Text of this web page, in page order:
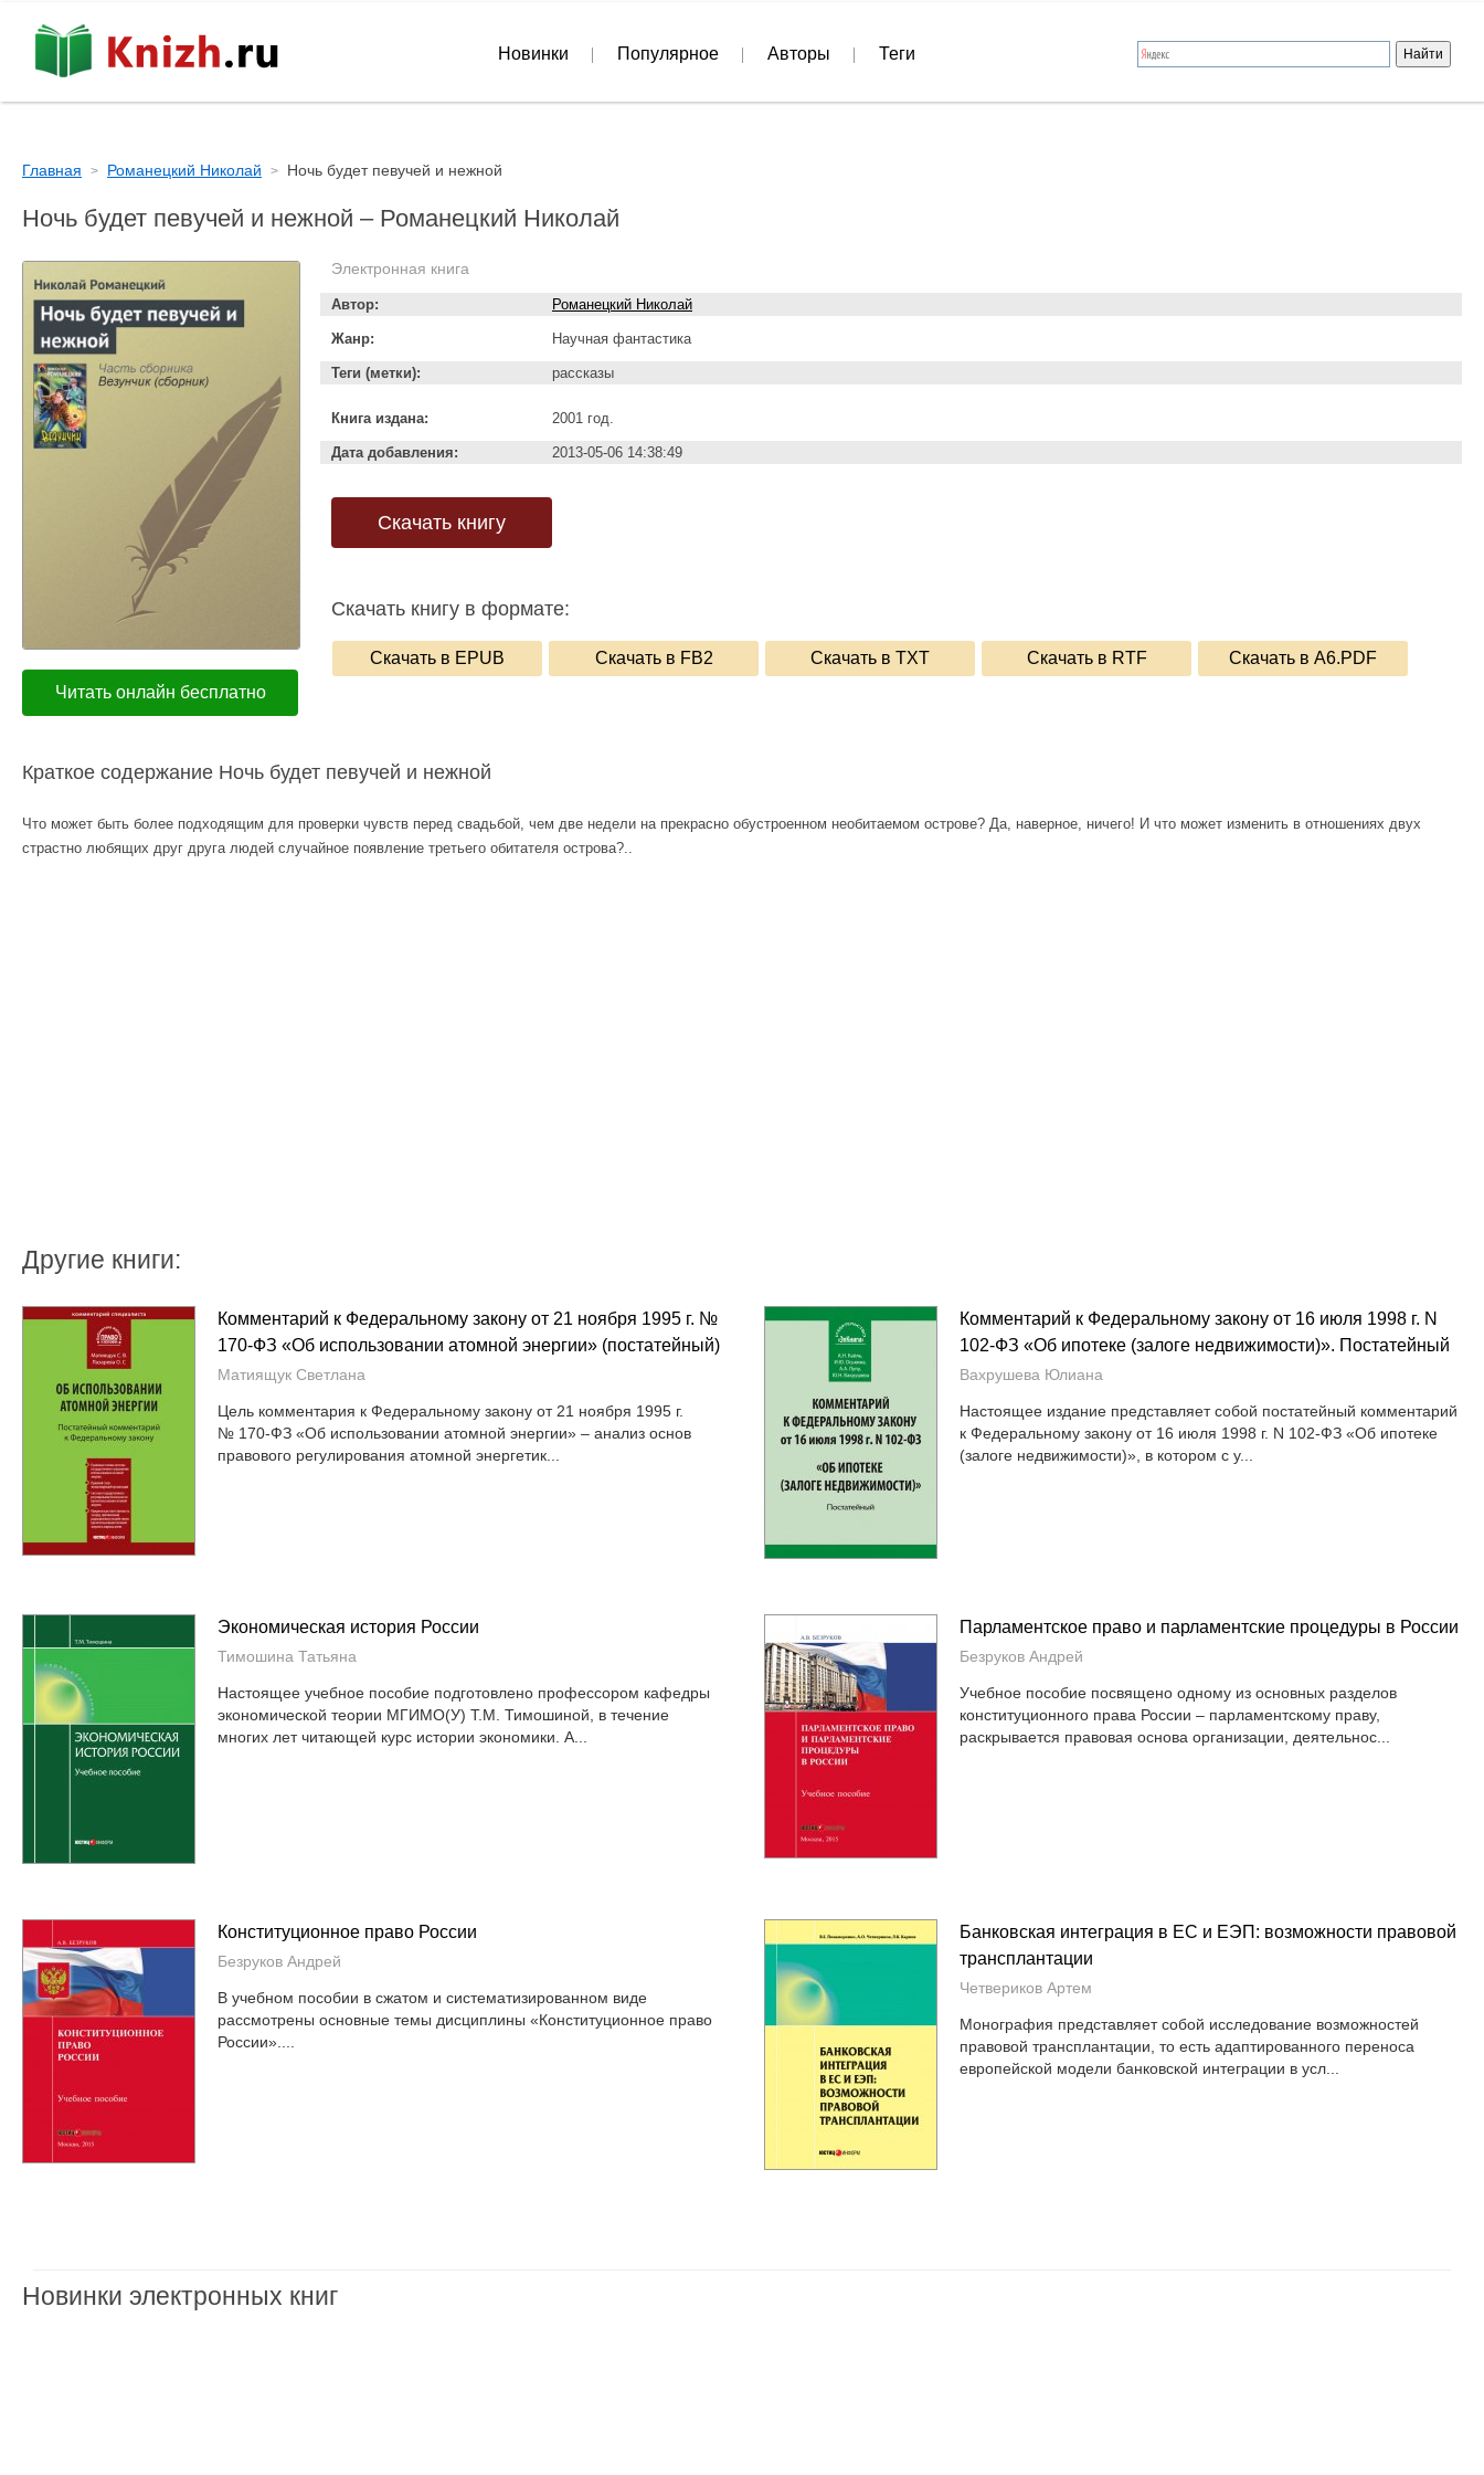
Главная Романецкий Николай Ночь будет певучей и нежной
Ночь будет певучей и нежной – Романецкий Николай
Читать онлайн бесплатно
Электронная книга
Автор: Романецкий Николай
Жанр: Научная фантастика
Теги (метки): рассказы
Книга издана: 2001 год.
Дата добавления: 2013-05-06 14:38:49
Скачать книгу
Скачать книгу в формате:
Скачать в EPUB Скачать в FB2 Скачать в TXT Скачать в RTF Скачать в A6.PDF
Краткое содержание Ночь будет певучей и нежной
Что может быть более подходящим для проверки чувств перед свадьбой, чем две недели на прекрасно обустроенном необитаемом острове? Да, наверное, ничего! И что может изменить в отношениях двух
страстно любящих друг друга людей случайное появление третьего обитателя острова?..
Другие книги:
Комментарий к Федеральному закону от 21 ноября 1995 г. №
170-ФЗ «Об использовании атомной энергии» (постатейный)
Матиящук Светлана
Цель комментария к Федеральному закону от 21 ноября 1995 г.
№ 170-ФЗ «Об использовании атомной энергии» – анализ основ
правового регулирования атомной энергетик...
Комментарий к Федеральному закону от 16 июля 1998 г. N
102-ФЗ «Об ипотеке (залоге недвижимости)». Постатейный
Вахрушева Юлиана
Настоящее издание представляет собой постатейный комментарий
к Федеральному закону от 16 июля 1998 г. N 102-ФЗ «Об ипотеке
(залоге недвижимости)», в котором с у...
Экономическая история России
Тимошина Татьяна
Настоящее учебное пособие подготовлено профессором кафедры
экономической теории МГИМО(У) Т.М. Тимошиной, в течение
многих лет читающей курс истории экономики. А...
Парламентское право и парламентские процедуры в России
Безруков Андрей
Учебное пособие посвящено одному из основных разделов
конституционного права России – парламентскому праву,
раскрывается правовая основа организации, деятельнос...
Конституционное право России
Безруков Андрей
В учебном пособии в сжатом и систематизированном виде
рассмотрены основные темы дисциплины «Конституционное право
России»....
Банковская интеграция в ЕС и ЕЭП: возможности правовой
трансплантации
Четвериков Артем
Монография представляет собой исследование возможностей
правовой трансплантации, то есть адаптированного переноса
европейской модели банковской интеграции в усл...
Новинки электронных книг
Новинки Популярное Авторы Теги